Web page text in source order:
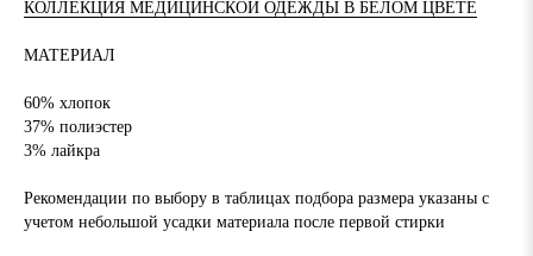
КОЛЛЕКЦИЯ МЕДИЦИНСКОЙ ОДЕЖДЫ В БЕЛОМ ЦВЕТЕ
МАТЕРИАЛ
60% хлопок
37% полиэстер
3% лайкра
Рекомендации по выбору в таблицах подбора размера указаны с
учетом небольшой усадки материала после первой стирки